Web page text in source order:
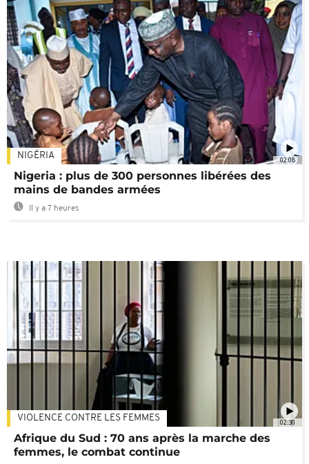
02:08
NIGÉRIA
Nigeria : plus de 300 personnes libérées des
mains de bandes armées
Il y a 7 heures
02:30
VIOLENCE CONTRE LES FEMMES
Afrique du Sud : 70 ans après la marche des
femmes, le combat continue